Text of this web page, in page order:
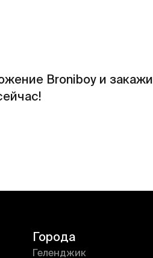
Broniboy и закажи
Города
Геленджик